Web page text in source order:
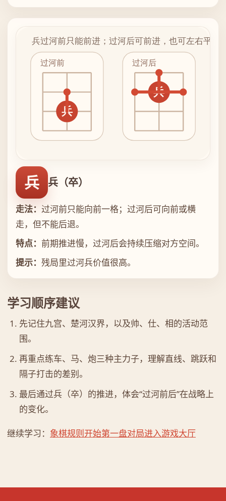
兵 兵（卒）
走法： 过河前只能向前一格；过河后可向前或横
走，但不能后退。
特点： 前期推进慢，过河后会持续压缩对方空间。
提示： 残局里过河兵价值很高。
学习顺序建议
先记住九宫、楚河汉界，以及帅、仕、相的活动范
围。
再重点练车、马、炮三种主力子，理解直线、跳跃和
隔子打击的差别。
最后通过兵（卒）的推进，体会“过河前后”在战略上
的变化。
继续学习： 象棋规则开始第一盘对局进入游戏大厅